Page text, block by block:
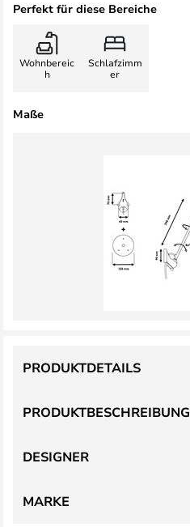
Perfekt für diese Bereiche
Wohnbereic
h
Schlafzimm
er
Maße
PRODUKTBESCHREIBUNG
PRODUKTDETAILS
DESIGNER
MARKE